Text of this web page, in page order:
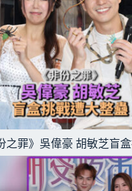
之罪》吳偉豪 胡敏芝盲